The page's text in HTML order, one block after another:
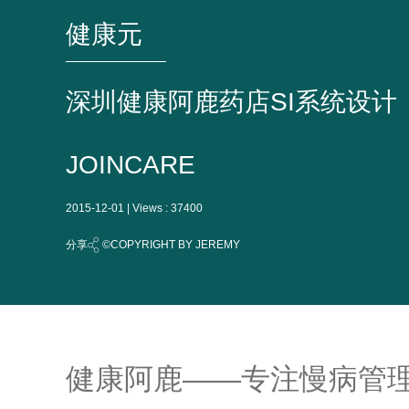
健康元
深圳健康阿鹿药店SI系统设计
JOINCARE
2015-12-01 | Views : 37400
分享 ©COPYRIGHT BY JEREMY
健康阿鹿——专注慢病管